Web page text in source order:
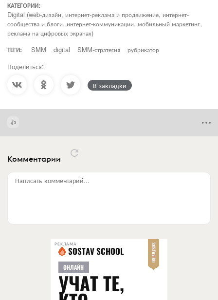
КАТЕГОРИИ:
Digital (web-дизайн, интернет-реклама и продвижение, интернет-
сообщества и блоги, интернет-коммуникации, мобильный маркетинг,
реклама на цифровых экранах)
ТЕГИ:
SMM digital SMM-стратегия рубрикатор
Поделиться:
В закладки
Комментарии
Написать комментарий...
РЕКЛАМА